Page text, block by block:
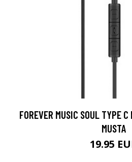
FOREVER MUSIC SOUL TYPE
MUSTA
19.95